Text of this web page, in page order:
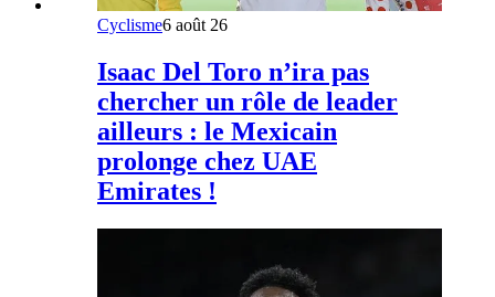
Cyclisme6 août 26
Isaac Del Toro n’ira pas
chercher un rôle de leader
ailleurs : le Mexicain
prolonge chez UAE
Emirates !